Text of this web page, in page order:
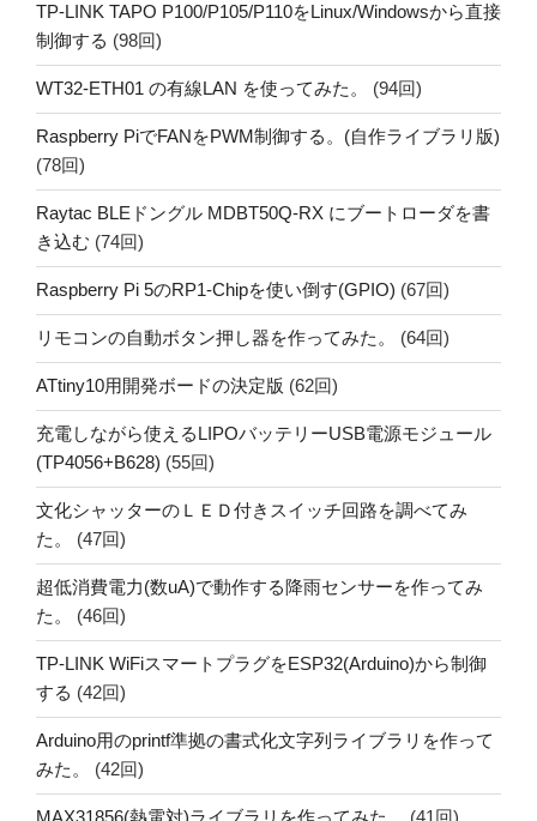
TP-LINK TAPO P100/P105/P110をLinux/Windowsから直接
制御する (98回)
WT32-ETH01 の有線LAN を使ってみた。 (94回)
Raspberry PiでFANをPWM制御する。(自作ライブラリ版)
(78回)
Raytac BLEドングル MDBT50Q-RX にブートローダを書
き込む (74回)
Raspberry Pi 5のRP1-Chipを使い倒す(GPIO) (67回)
リモコンの自動ボタン押し器を作ってみた。 (64回)
ATtiny10用開発ボードの決定版 (62回)
充電しながら使えるLIPOバッテリーUSB電源モジュール
(TP4056+B628) (55回)
文化シャッターのＬＥＤ付きスイッチ回路を調べてみ
た。
(47回)
超低消費電力(数uA)で動作する降雨センサーを作ってみ
た。
(46回)
TP-LINK WiFiスマートプラグをESP32(Arduino)から制御
する (42回)
Arduino用のprintf準拠の書式化文字列ライブラリを作って
みた。
(42回)